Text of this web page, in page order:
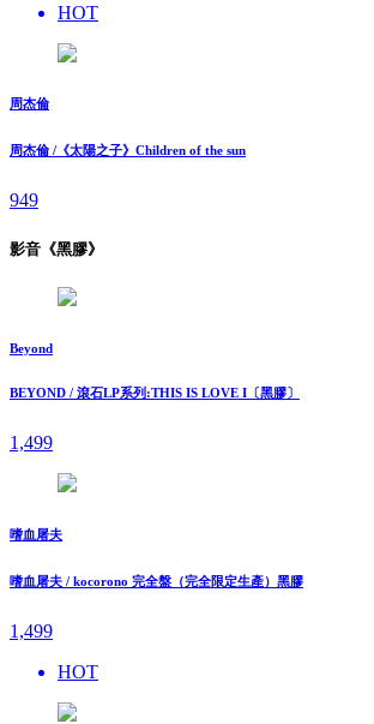
HOT
周杰倫
周杰倫 /《太陽之子》Children of the sun
949
影音《黑膠》
Beyond
BEYOND / 滾石LP系列:THIS IS LOVE I〔黑膠〕
1,499
嗜血屠夫
嗜血屠夫 / kocorono 完全盤（完全限定生產）黑膠
1,499
HOT